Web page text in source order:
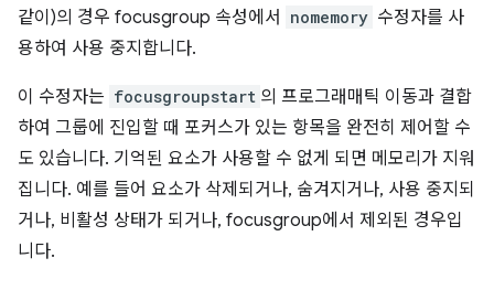
같이)의 경우 focusgroup 속성에서
nomemory 수정자를 사
용하여 사용 중지합니다.
이 수정자는 focusgroupstart 의 프로그래매틱 이동과 결합
하여 그룹에 진입할 때 포커스가 있는 항목을 완전히 제어할 수
도 있습니다. 기억된 요소가 사용할 수 없게 되면 메모리가 지워
집니다. 예를 들어 요소가 삭제되거나, 숨겨지거나, 사용 중지되
거나, 비활성 상태가 되거나, focusgroup에서 제외된 경우입
니다.